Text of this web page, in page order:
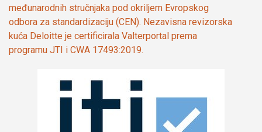
međunarodnih stručnjaka pod okriljem Evropskog
odbora za standardizaciju (CEN). Nezavisna revizorska
kuća Deloitte je certificirala Valterportal prema
programu JTI i CWA 17493:2019.